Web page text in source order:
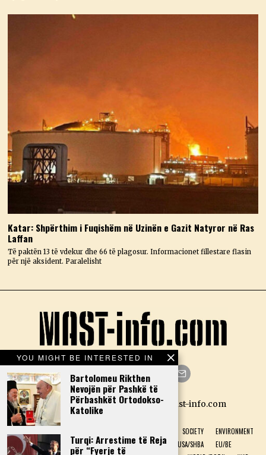
Katar: Shpërthim i Fuqishëm në Uzinën e Gazit Natyror në Ras
Laffan
Të paktën 13 të vdekur dhe 66 të plagosur. Informacionet fillestare flasin
për një aksident. Paralelisht
YOU MIGHT BE INTERESTED IN
Bartolomeu Rikthen
Nevojën për Pashkë të
Përbashkët Ortodokso-
Katolike
Turqi: Arrestime të Reja
për “Fyerje të
Facebook
TwitterInstagram
LinkedIn
Designed by N.D. — Copyright Mast-info.com
SOCIETY
ENVIRONMENT
NATURAL PHENOMENON
HEALTH SPORT USA/SHBA
EU/BE